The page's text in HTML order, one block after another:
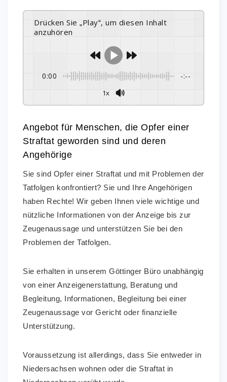
Drücken Sie „Play“, um diesen Inhalt
anzuhören
0:00 -:--
1x
Angebot für Menschen, die Opfer einer
Straftat geworden sind und deren
Angehörige
Sie sind Opfer einer Straftat und mit Problemen der
Tatfolgen konfrontiert? Sie und Ihre Angehörigen
haben Rechte! Wir geben Ihnen viele wichtige und
nützliche Informationen von der Anzeige bis zur
Zeugenaussage und unterstützen Sie bei den
Problemen der Tatfolgen.
Sie erhalten in unserem Göttinger Büro unabhängig
von einer Anzeigenerstattung, Beratung und
Begleitung, Informationen, Begleitung bei einer
Zeugenaussage vor Gericht oder finanzielle
Unterstützung.
Voraussetzung ist allerdings, dass Sie entweder in
Niedersachsen wohnen oder die Straftat in